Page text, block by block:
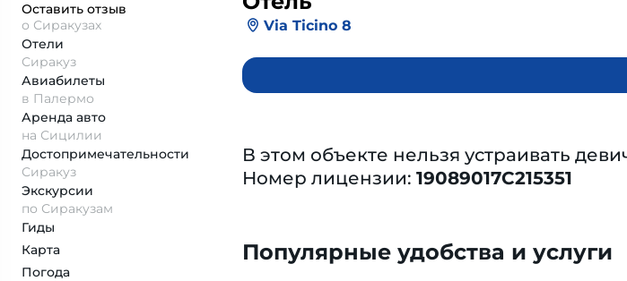
Оставить отзыв
о Сиракузах
Отели
Сиракуз
Авиабилеты
в Палермо
Аренда авто
на Сицилии
Достопримеча­тельности
Сиракуз
Экскурсии
по Сиракузам
Гиды
Карта
Погода
Via Ticino 8
В этом объекте нельзя устраивать
Номер лицензии: 19089017C215351
Популярные удобства и услуги